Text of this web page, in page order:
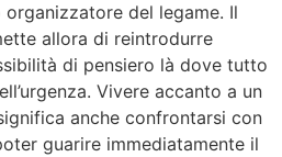
organizzatore del legame. Il
allora di reintrodurre
di pensiero là dove tutto
Vivere accanto a un
anche confrontarsi con
guarire immediatamente il